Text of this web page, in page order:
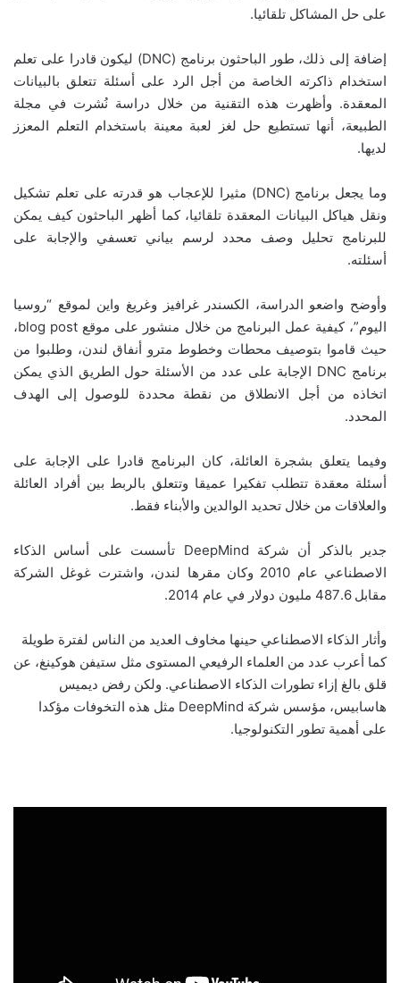
على حل المشاكل تلقائيا.
إضافة إلى ذلك، طور الباحثون برنامج (DNC) ليكون قادرا على تعلم
استخدام ذاكرته الخاصة من أجل الرد على أسئلة تتعلق بالبيانات
المعقدة. وأظهرت هذه التقنية من خلال دراسة نُشرت في مجلة
الطبيعة، أنها تستطيع حل لغز لعبة معينة باستخدام التعلم المعزز
لديها.
وما يجعل برنامج (DNC) مثيرا للإعجاب هو قدرته على تعلم تشكيل
ونقل هياكل البيانات المعقدة تلقائيا، كما أظهر الباحثون كيف يمكن
للبرنامج تحليل وصف محدد لرسم بياني تعسفي والإجابة على
أسئلته.
وأوضح واضعو الدراسة، الكسندر غرافيز وغريغ واين لموقع “روسيا
اليوم”، كيفية عمل البرنامج من خلال منشور على موقع blog post،
حيث قاموا بتوصيف محطات وخطوط مترو أنفاق لندن، وطلبوا من
برنامج DNC الإجابة على عدد من الأسئلة حول الطريق الذي يمكن
اتخاذه من أجل الانطلاق من نقطة محددة للوصول إلى الهدف
المحدد.
وفيما يتعلق بشجرة العائلة، كان البرنامج قادرا على الإجابة على
أسئلة معقدة تتطلب تفكيرا عميقا وتتعلق بالربط بين أفراد العائلة
والعلاقات من خلال تحديد الوالدين والأبناء فقط.
جدير بالذكر أن شركة DeepMind تأسست على أساس الذكاء
الاصطناعي عام 2010 وكان مقرها لندن، واشترت غوغل الشركة
مقابل 487.6 مليون دولار في عام 2014.
وأثار الذكاء الاصطناعي حينها مخاوف العديد من الناس لفترة طويلة
كما أعرب عدد من العلماء الرفيعي المستوى مثل ستيفن هوكينغ، عن
قلق بالغ إزاء تطورات الذكاء الاصطناعي. ولكن رفض ديميس
هاسابيس، مؤسس شركة DeepMind مثل هذه التخوفات مؤكدا
على أهمية تطور التكنولوجيا.